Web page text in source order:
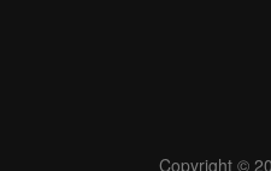
Copyright ©